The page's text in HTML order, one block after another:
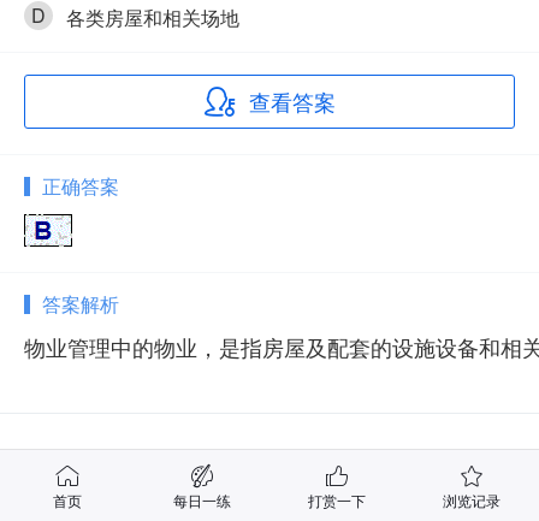
D 各类房屋和相关场地
查看答案
正确答案
答案解析
物业管理中的物业，是指房屋及配套的设施设备和相
相关试题
首页 每日一练 打赏一下 浏览记录